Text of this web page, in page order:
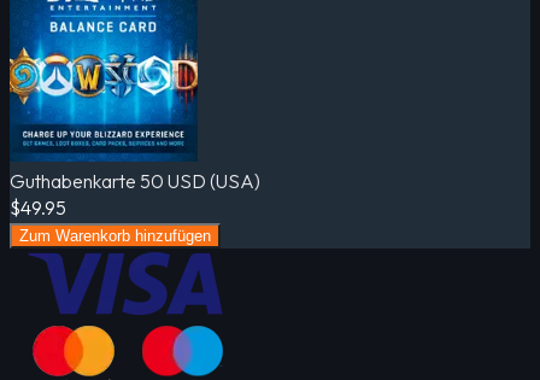
Guthabenkarte 50 USD (USA)
$49.95
Zum Warenkorb hinzufügen